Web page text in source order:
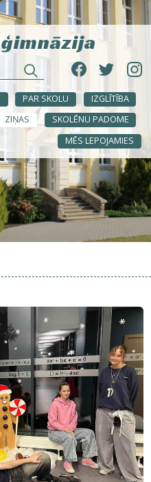
PAR SKOLU
IZGLĪTĪBA
ZIŅAS
SKOLĒNU PADOME
MĒS LEPOJAMIES